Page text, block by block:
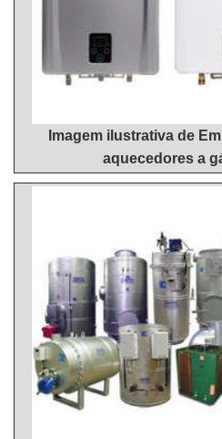
Imagem ilustrativa de
aquecedores a